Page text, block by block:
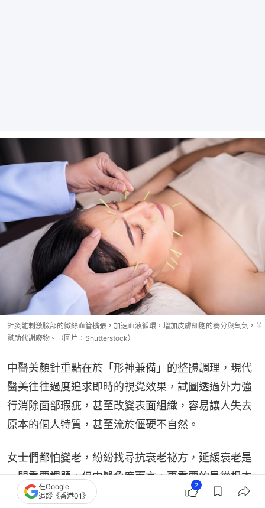
針灸能刺激臉部的微絲血管擴張，加速血液循環，增加皮膚細胞的養分與氧氣，並
幫助代謝廢物。（圖片：Shutterstock）
中醫美顏針重點在於「形神兼備」的整體調理，現代
醫美往往過度追求即時的視覺效果，試圖透過外力強
行消除面部瑕疵，甚至改變表面組織，容易讓人失去
原本的個人特質，甚至流於僵硬不自然。
女士們都怕變老，紛紛找尋抗衰老祕方，延緩衰老是
一門重要課題，但中醫角度而言，更重要的是從根本
出發，個人內在調理健康地變美。中醫美顏針透過針
在Google
追蹤《香港01》
2